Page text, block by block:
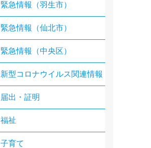
緊急情報（羽生市）
緊急情報（仙北市）
緊急情報（中央区）
新型コロナウイルス関連情報
届出・証明
福祉
子育て